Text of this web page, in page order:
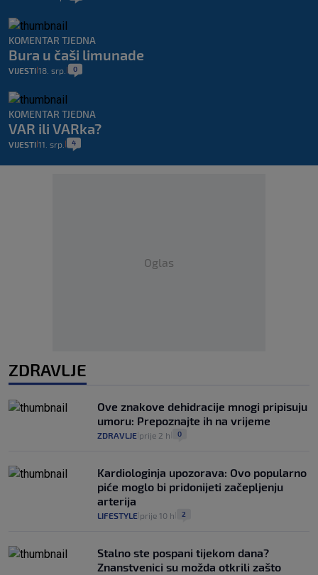
KOMENTAR TJEDNA
Bura u čaši limunade
VIJESTI 18. srp. 0
KOMENTAR TJEDNA
VAR ili VARka?
VIJESTI 11. srp. 4
Oglas
ZDRAVLJE
Ove znakove dehidracije mnogi pripisuju
umoru: Prepoznajte ih na vrijeme
ZDRAVLJE prije 2 h 0
Kardiologinja upozorava: Ovo popularno
piće moglo bi pridonijeti začepljenju
arterija
LIFESTYLE prije 10 h 2
Stalno ste pospani tijekom dana?
Znanstvenici su možda otkrili zašto